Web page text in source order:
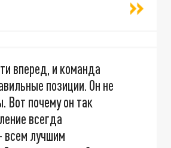
вперед, и команда
позиции. Он не
Вот почему он так
всегда
всем лучшим